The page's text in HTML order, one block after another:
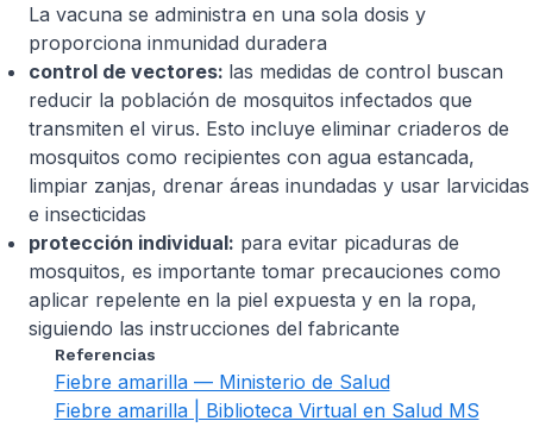
La vacuna se administra en una sola dosis y
proporciona inmunidad duradera
control de vectores: las medidas de control buscan
reducir la población de mosquitos infectados que
transmiten el virus. Esto incluye eliminar criaderos de
mosquitos como recipientes con agua estancada,
limpiar zanjas, drenar áreas inundadas y usar larvicidas
e insecticidas
protección individual: para evitar picaduras de
mosquitos, es importante tomar precauciones como
aplicar repelente en la piel expuesta y en la ropa,
siguiendo las instrucciones del fabricante
Referencias
Fiebre amarilla — Ministerio de Salud
Fiebre amarilla | Biblioteca Virtual en Salud MS